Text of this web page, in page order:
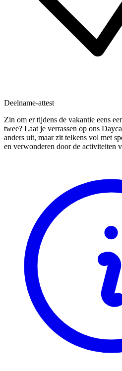
Deelname-attest
Zin om er tijdens de vakantie eens
twee? Laat je verrassen op ons
anders uit, maar zit telkens vol met
en verwonderen door de activiteiten